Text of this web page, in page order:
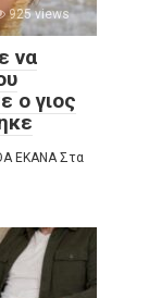
925 views
να
ο γιος
ΕΚΑΝΑ Στα